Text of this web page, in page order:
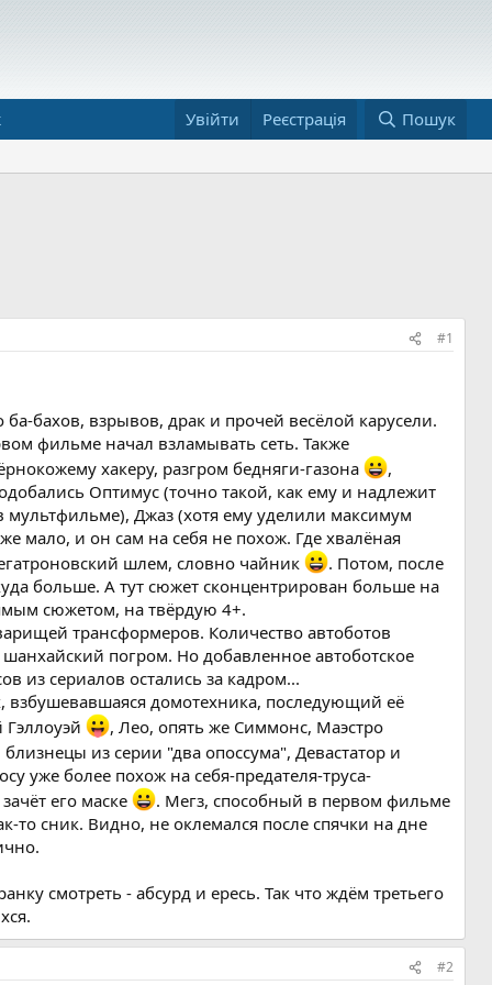
Увійти Реєстрація Пошук
#1
бахов, взрывов, драк и прочей весёлой карусели.
фильме начал взламывать сеть. Также
хакеру, разгром бедняги-газона
,
Оптимус (точно такой, как ему и надлежит
Джаз (хотя ему уделили максимум
мало, и он сам на себя не похож. Где хвалёная
шлем, словно чайник
. Потом, после
больше. А тут сюжет сконцентрирован больше на
сюжетом, на твёрдую 4+.
трансформеров. Количество автоботов
погром. Но добавленное автоботское
из сериалов остались за кадром...
взбушевавшаяся домотехника, последующий её
Гэллоуэй
, Лео, опять же Симмонс, Маэстро
близнецы из серии "два опоссума", Девастатор и
уже более похож на себя-предателя-труса-
его маске
. Мегз, способный в первом фильме
то сник. Видно, не оклемался после спячки на дне
смотреть - абсурд и ересь. Так что ждём третьего
#2